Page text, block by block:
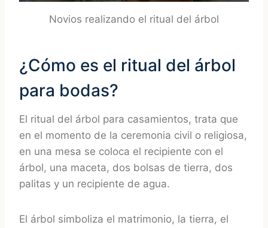
Novios realizando el ritual del árbol
¿Cómo es el ritual del árbol
para bodas?
El ritual del árbol para casamientos, trata que
en el momento de la ceremonia civil o religiosa,
en una mesa se coloca el recipiente con el
árbol, una maceta, dos bolsas de tierra, dos
palitas y un recipiente de agua.
El árbol simboliza el matrimonio, la tierra, el